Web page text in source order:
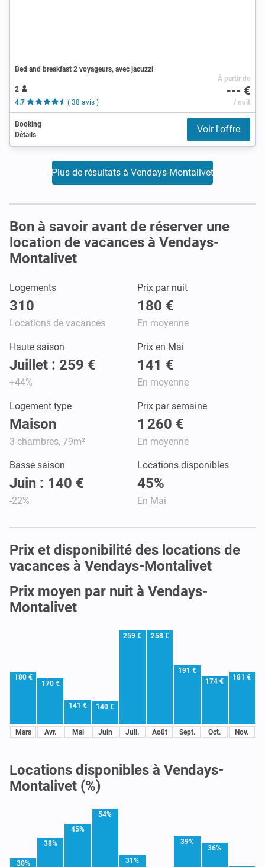
Bed and breakfast 2 voyageurs, avec jacuzzi
2
4.7
( 38 avis )
À partir de
--- €
/ nuit
Booking
Détails
Voir l'offre
Plus de résultats à Vendays-Montalivet
Bon à savoir avant de réserver une
location de vacances à Vendays-
Montalivet
Logements
310
Locations de vacances
Prix par nuit
180 €
En moyenne
Haute saison
Juillet : 259 €
+44%
Prix en Mai
141 €
En moyenne
Logement type
Maison
3 chambres, 79m²
Prix par semaine
1 260 €
En moyenne
Basse saison
Juin : 140 €
-22%
Locations disponibles
45%
En Mai
Prix et disponibilité des locations de
vacances à Vendays-Montalivet
Prix moyen par nuit à Vendays-
Montalivet
180 €
Mars
170 €
Avr.
141 €
Mai
140 €
Juin
259 €
Juil.
258 €
Août
191 €
Sept.
174 €
Oct.
181 €
Nov.
Locations disponibles à Vendays-
Montalivet (%)
30%
38%
45%
54%
31%
39%
36%